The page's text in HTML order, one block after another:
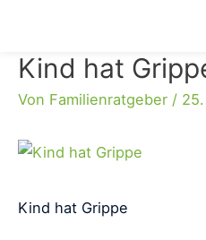
Kind hat
Von Familienratgeber /
Kind hat Grippe